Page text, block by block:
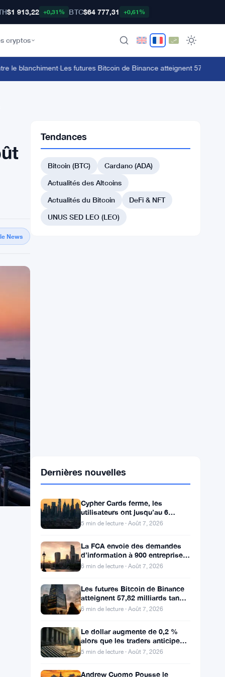
$1 913,22 +0,31% BTC$64 777,31 +0,61%
cryptos
blanchiment·Les futures Bitcoin de Binance atteignent 57,82
News
Tendances
Bitcoin (BTC)
Cardano (ADA)
Actualités des Altcoins
Actualités du Bitcoin
DeFi & NFT
UNUS SED LEO (LEO)
Cypher Cards ferme, les
septembre pour retirer leurs
fonds
5 min de lecture · Août 7, 2026
La FCA envoie des demandes
de l’Annexe 1 contre le
6 min de lecture · Août 7, 2026